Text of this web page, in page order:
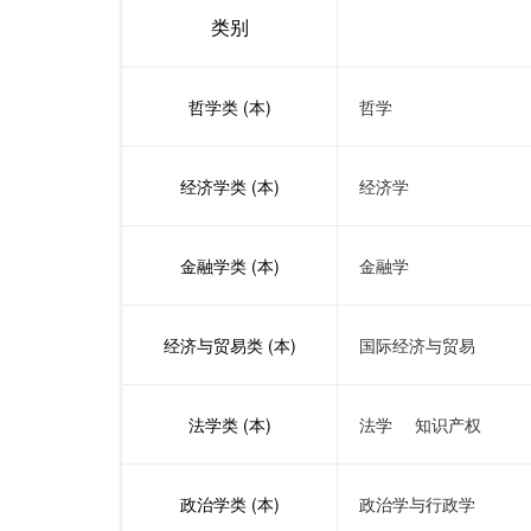
类别
哲学类 (本) 哲学
经济学类 (本) 经济学
金融学类 (本) 金融学
经济与贸易类 (本) 国际经济与贸易
法学类 (本) 法学 知识产权
政治学类 (本) 政治学与行政学